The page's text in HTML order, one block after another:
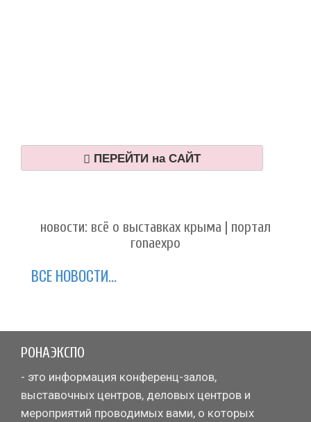
ПЕРЕЙТИ на САЙТ
новости: всё о выставках крыма | портал
ronaexpo
ВСЕ НОВОСТИ...
РОНАЭКСПО
- это информация конференц-залов,
выставочных центров, деловых центров и
мероприятий проводимых вами, о которых